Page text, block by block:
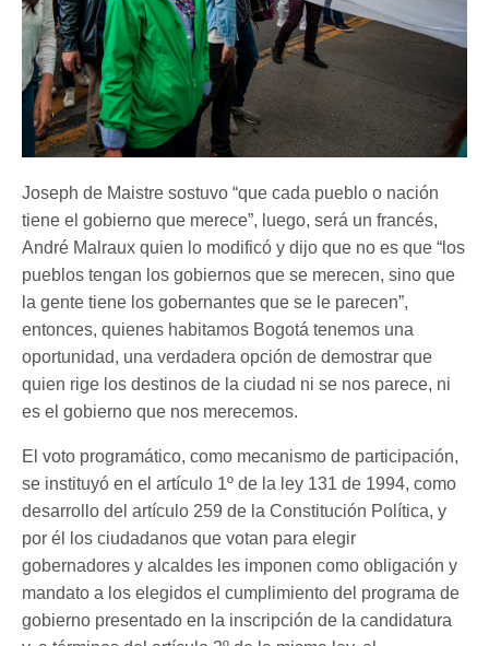
Joseph de Maistre sostuvo “que cada pueblo o nación
tiene el gobierno que merece”, luego, será un francés,
André Malraux quien lo modificó y dijo que no es que “los
pueblos tengan los gobiernos que se merecen, sino que
la gente tiene los gobernantes que se le parecen”,
entonces, quienes habitamos Bogotá tenemos una
oportunidad, una verdadera opción de demostrar que
quien rige los destinos de la ciudad ni se nos parece, ni
es el gobierno que nos merecemos.
El voto programático, como mecanismo de participación,
se instituyó en el artículo 1º de la ley 131 de 1994, como
desarrollo del artículo 259 de la Constitución Política, y
por él los ciudadanos que votan para elegir
gobernadores y alcaldes les imponen como obligación y
mandato a los elegidos el cumplimiento del programa de
gobierno presentado en la inscripción de la candidatura